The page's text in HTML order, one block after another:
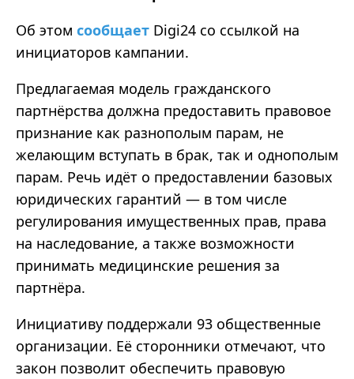
Об этом сообщает Digi24 со ссылкой на
инициаторов кампании.
Предлагаемая модель гражданского
партнёрства должна предоставить правовое
признание как разнополым парам, не
желающим вступать в брак, так и однополым
парам. Речь идёт о предоставлении базовых
юридических гарантий — в том числе
регулирования имущественных прав, права
на наследование, а также возможности
принимать медицинские решения за
партнёра.
Инициативу поддержали 93 общественные
организации. Её сторонники отмечают, что
закон позволит обеспечить правовую